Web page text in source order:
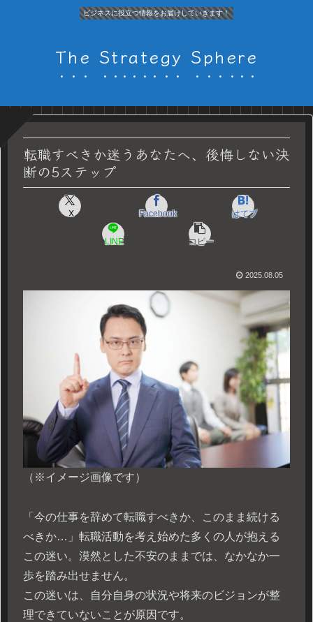
ビジネスに役立つ情報をお届けしていきます！
The Strategy Sphere
転職すべきか迷うあなたへ、後悔しない決
断の5ステップ
X Facebook はてブ
LINE コピー
2025.08.05
（※イメージ画像です）
「今の仕事を辞めて転職すべきか、このまま続ける
べきか…」転職活動を考え始めた多くの人が抱える
この迷い。漠然とした不安のままでは、なかなか一
歩を踏み出せません。
この迷いは、自分自身の状況や将来のビジョンが整
理できていないことが原因です。